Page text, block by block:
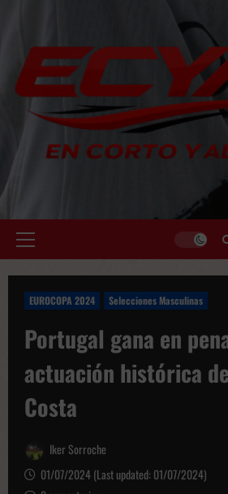
contenido
Menú
EUROCOPA 2024 Selecciones Masculinas
Portugal gana en
actuación histórica
Costa
Iker Sorroche
01/07/2024 (Last updated: 01/07/2024)